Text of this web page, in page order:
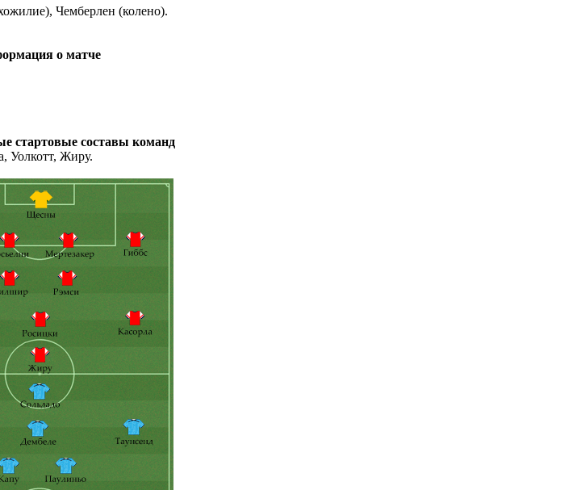
Чемберлен (колено).
о матче
стартовые составы команд
Уолкотт, Жиру.